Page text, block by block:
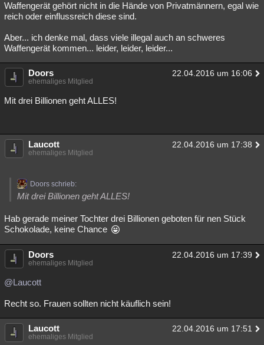
Waffengerät gehört nicht in die Hände von Privatmännern, egal wie
reich oder einflussreich diese sind.
Aber... ich denke mal, dass viele illegal auch an schweres
Waffengerät kommen... leider, leider, leider...
Doors 22.04.2016 um 16:06
ehemaliges Mitglied
Mit drei Billionen geht ALLES!
Laucott 22.04.2016 um 17:38
ehemaliges Mitglied
Doors schrieb:
Mit drei Billionen geht ALLES!
Hab gerade meiner Tochter drei Billionen geboten für nen Stück
Schokolade, keine Chance
Doors 22.04.2016 um 17:39
ehemaliges Mitglied
@Laucott
Recht so. Frauen sollten nicht käuflich sein!
Laucott 22.04.2016 um 17:51
ehemaliges Mitglied